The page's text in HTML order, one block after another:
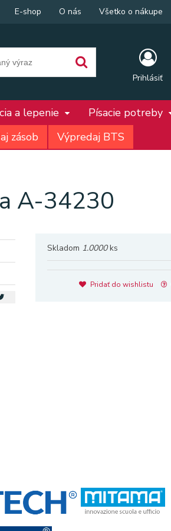
Prihlásiť
E-shop O nás Všetko o nákupe
a lepenie Písacie potreby
zásob Výpredaj BTS
A-34230
Skladom 1.0000ks
Pridať do wishlistu